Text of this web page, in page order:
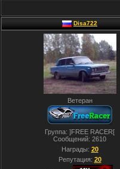
Disa722
Ветеран
Группа: ]FREE RACER[
Сообщений: 2610
Награды: 20
Репутация: 20